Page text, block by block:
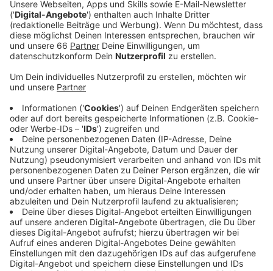
AOK-Kunden.
Veröffentlicht:Montag, 04.10.2021 18:34
Anzeige
Insgesamt machen in unserer Stadt über 30
Apotheken mit. Die Auswertungen der Krankenkasse
haben ergeben, dass sich vor allem Versicherte in
Apotheken impfen lassen, die sonst nicht für die
Impfung zum Arzt gegangen wären. Die
Grippeschutzimpfung sollte generell jedes Jahr
aufgefrischt werden, da sich die Struktur der Viren
immer wieder verändert. Bei älteren Menschen oder
Menschen mit geschwächtem Immunsystem kann
eine richtige Grippe lebensbedrohlich sein. Bei
gesunden Kindern oder bei Erwachsenen unter 60
Jahren verläuft eine Grippe laut RKI in der Regel ohne